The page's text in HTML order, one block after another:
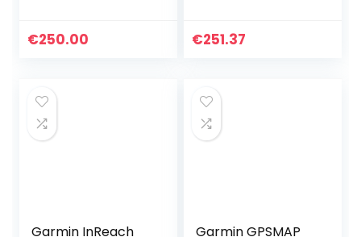
Frauen, Laufuhr
€250.00
Touchdisplay,
Routing,
vorinstallierte
Europakarte & bis
€251.37
Garmin InReach
Garmin GPSMAP